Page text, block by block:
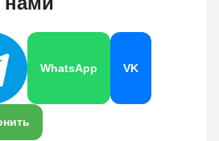
WhatsApp VK